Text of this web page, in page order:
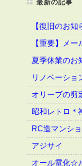
最新の記事
【復旧のお
【重要】メ
夏季休業のお
リノベーシ
オリーブの剪
昭和レトロ＊
RC造マンシ
アジサイ
オール電化☆